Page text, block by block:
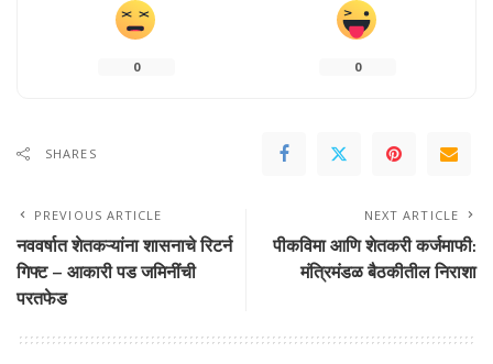
0 0
SHARES
PREVIOUS ARTICLE
नववर्षात शेतकऱ्यांना शासनाचे रिटर्न
गिफ्ट – आकारी पड जमिनींची
परतफेड
NEXT ARTICLE
पीकविमा आणि शेतकरी कर्जमाफी:
मंत्रिमंडळ बैठकीतील निराशा